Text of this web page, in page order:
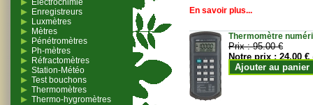
Electrochimie
Enregistreurs
Luxmètres
Mètres
Pénétromètres
Ph-mètres
Réfractomètres
Station-Météo
Test bouchons
Thermomètres
Thermo-hygromètres
En savoir plus...
Thermomètre
Prix :95.00 €
Notre prix :24.00 €
Ajouter au panier